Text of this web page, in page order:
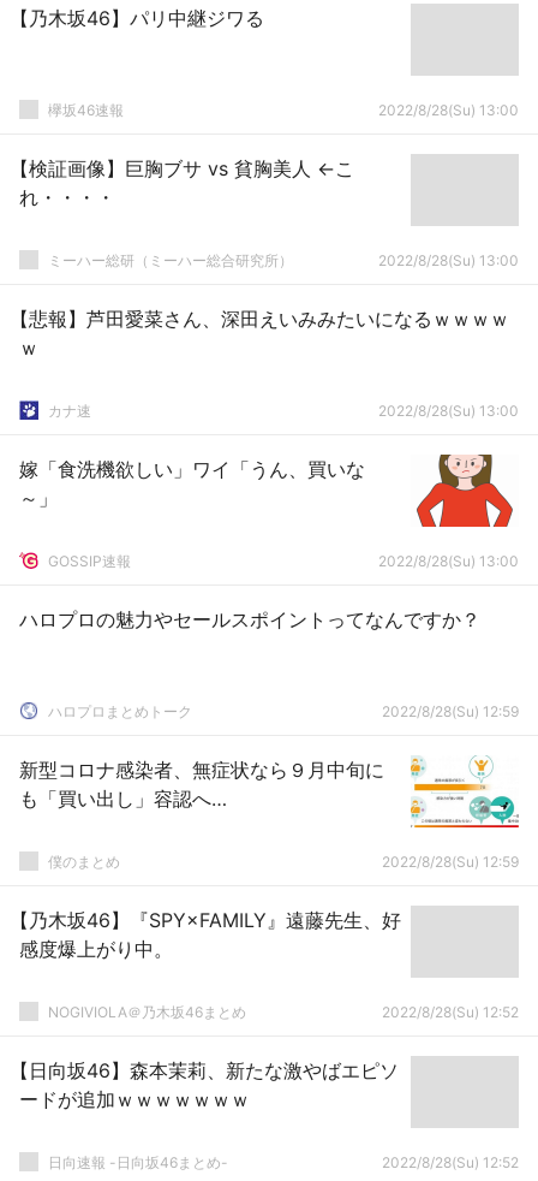
【乃木坂46】パリ中継ジワる
欅坂46速報 2022/8/28(Su) 13:00
【検証画像】巨胸ブサ vs 貧胸美人 ←こ
れ・・・・
ミーハー総研（ミーハー総合研究所） 2022/8/28(Su) 13:00
【悲報】芦田愛菜さん、深田えいみみたいになるｗｗｗｗ
ｗ
カナ速 2022/8/28(Su) 13:00
嫁「食洗機欲しい」ワイ「うん、買いな
～」
GOSSIP速報 2022/8/28(Su) 13:00
ハロプロの魅力やセールスポイントってなんですか？
ハロプロまとめトーク 2022/8/28(Su) 12:59
新型コロナ感染者、無症状なら９月中旬に
も「買い出し」容認へ…
僕のまとめ 2022/8/28(Su) 12:59
【乃木坂46】『SPY×FAMILY』遠藤先生、好
感度爆上がり中。
NOGIVIOLA＠乃木坂46まとめ 2022/8/28(Su) 12:52
【日向坂46】森本茉莉、新たな激やばエピソ
ードが追加ｗｗｗｗｗｗｗ
日向速報 -日向坂46まとめ- 2022/8/28(Su) 12:52